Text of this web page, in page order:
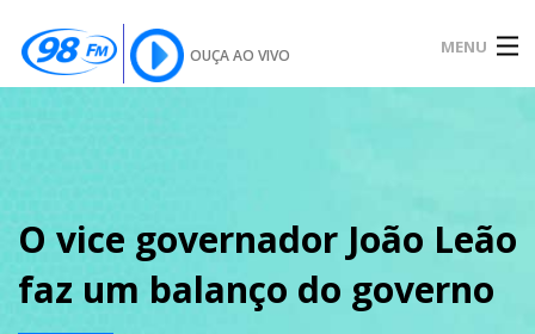
OUÇA AO VIVO MENU
SOBRE
O vice governador João Leão
faz um balanço do governo